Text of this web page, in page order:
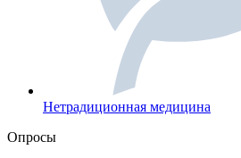
Нетрадиционная медицина
Опросы